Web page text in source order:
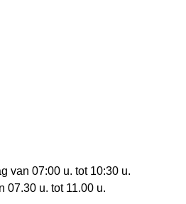
van 07:00 u. tot 10:30 u.
07.30 u. tot 11.00 u.